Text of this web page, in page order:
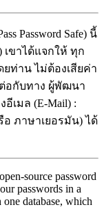
Password Safe) นี้
เขาได้แจกให้ ทุก
ท่าน ไม่ต้องเสียค่า
อกับทาง ผู้พัฒนา
เมล (E-Mail) :
อ ภาษาเยอรมัน) ได้
source password
passwords in a
database, which